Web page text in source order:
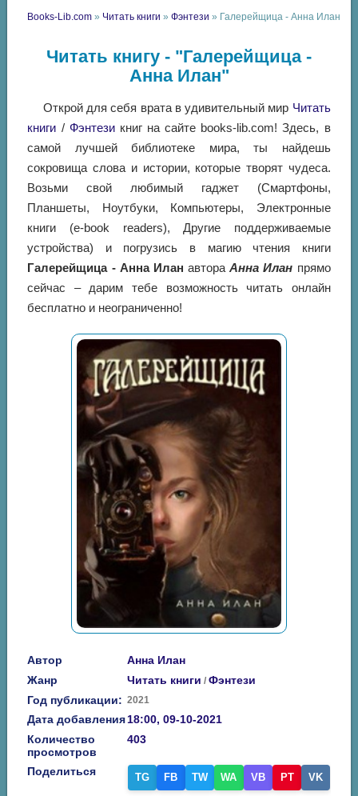
Books-Lib.com » Читать книги »Фэнтези » Галерейщица - Анна Илан
Читать книгу - "Галерейщица -
Анна Илан"
Открой для себя врата в удивительный мир Читать
книги / Фэнтезикниг на сайте books-lib.com! Здесь, в
самой лучшей библиотеке мира, ты найдешь
сокровища слова и истории, которые творят чудеса.
Возьми свой любимый гаджет (Смартфоны,
Планшеты, Ноутбуки, Компьютеры, Электронные
книги (e-book readers), Другие поддерживаемые
устройства) и погрузись в магию чтения книги
Галерейщица - Анна Илан автораАнна Илан прямо
сейчас – дарим тебе возможность читать онлайн
бесплатно и неограниченно!
Автор
Анна Илан
Жанр
Читать книги /Фэнтези
Год публикации: 2021
Дата добавления18:00, 09-10-2021
Количество
просмотров
403
Поделиться TG FB TW WA VB PT VK